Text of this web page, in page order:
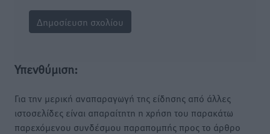
Υπενθύμιση:
Για την μερική αναπαραγωγή της είδησης από άλλες
ιστοσελίδες είναι απαραίτητη η χρήση του παρακάτω
παρεχόμενου συνδέσμου παραπομπής προς το άρθρο